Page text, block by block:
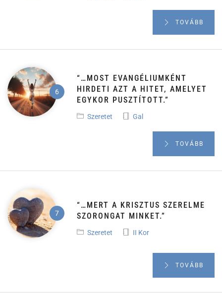
TOVÁBB
“…MOST EVANGÉLIUMKÉNT
HIRDETI AZT A HITET, AMELYET
EGYKOR PUSZTÍTOTT.”
Szeretet Gal
TOVÁBB
“…MERT A KRISZTUS SZERELME
SZORONGAT MINKET.”
Szeretet II Kor
TOVÁBB